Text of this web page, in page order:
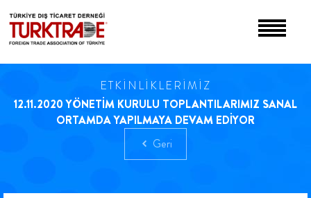
ETKİNLİKLERİMİZ
12.11.2020 YÖNETİM KURULU TOPLANTILARIMIZ SANAL
ORTAMDA YAPILMAYA DEVAM EDİYOR
Geri